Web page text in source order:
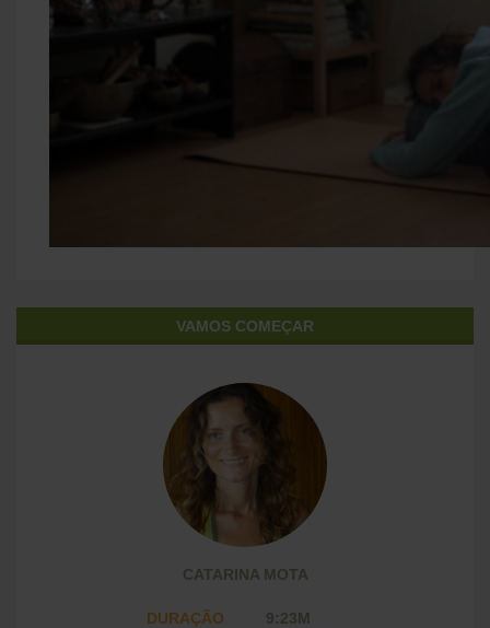
VAMOS COMEÇAR
CATARINA MOTA
DURAÇÃO
9:23M